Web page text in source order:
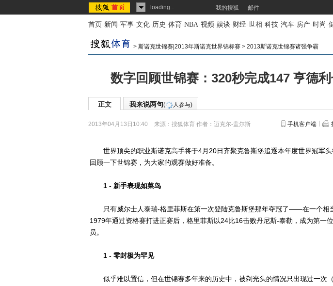
loading... 我的搜狐 邮件
首页-新闻-军事-文化-历史-体育-NBA-视频-娱谈-财经-世相-科技-汽车-房产-时尚-
> 斯诺克世锦赛|2013年斯诺克世界锦标赛 > 2013斯诺克世锦赛诸强争霸
数字回顾世锦赛：320秒完成147 亨德
正文 我来说两句( 人参与)
2013年04月13日10:40 来源： 搜狐体育 作者：迈克尔-盖尔斯 手机客户端
世界顶尖的职业斯诺克高手将于4月20日齐聚克鲁斯堡追逐本年度世界冠军头
回顾一下世锦赛，为大家的观赛做好准备。
1 - 新手表现如菜鸟
只有威尔士人泰瑞-格里菲斯在第一次登陆克鲁斯堡那年夺冠了——在一个相
1979年通过资格赛打进正赛后，格里菲斯以24比16击败丹尼斯-泰勒，成为第一
员。
1 - 零封极为罕见
似乎难以置信，但在世锦赛多年来的历史中，被剃光头的情况只出现过一次